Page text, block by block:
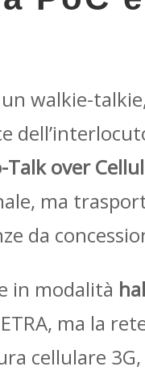
walkie-
Talk over
ma
da
in modalità
ma la
cellulare